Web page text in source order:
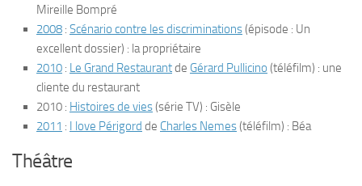
Mireille Bompré
2008 : Scénario contre les discriminations(épisode : Un
excellent dossier) : la propriétaire
2010 : Le Grand Restaurantde Gérard Pullicino (téléfilm) : une
cliente du restaurant
2010 : Histoires de vies(série TV) : Gisèle
2011 : I love Périgord de Charles Nemes(téléfilm) : Béa
Théâtre